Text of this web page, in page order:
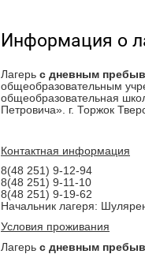
Информация о
Лагерь с дневным
общеобразовательным
общеобразовательная
Петровича». г. Торжок
Контактная информация
8(48 251) 9-12-94
8(48 251) 9-11-10
8(48 251) 9-19-62
Начальник лагеря:
Условия проживания
Лагерь с дневным